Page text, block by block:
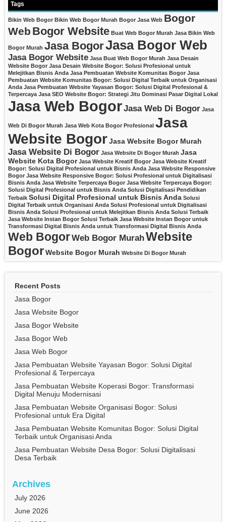
Tags
Bikin Web Bogor Bikin Web Bogor Murah Bogor Jasa Web Bogor
Web Bogor Website Buat Web Bogor Murah Jasa Bikin Web
Bogor Murah Jasa BogorJasa Bogor Web
Jasa Bogor Website Jasa Buat Web Bogor Murah Jasa Desain
Website Bogor Jasa Desain Website Bogor: Solusi Profesional untuk
Melejitkan Bisnis Anda Jasa Pembuatan Website Komunitas Bogor Jasa
Pembuatan Website Komunitas Bogor: Solusi Digital Terbaik untuk Organisasi
Anda Jasa Pembuatan Website Yayasan Bogor: Solusi Digital Profesional &
Terpercaya Jasa SEO Website Bogor: Strategi Jitu Dominasi Pasar Digital Lokal
Jasa Web BogorJasa Web Di Bogor Jasa
Web Di Bogor Murah Jasa Web Kota Bogor Profesional Jasa
Website BogorJasa Website Bogor Murah
Jasa Website Di Bogor Jasa Website Di Bogor Murah Jasa
Website Kota Bogor Jasa Website Kreatif Bogor Jasa Website Kreatif
Bogor: Solusi Digital Profesional untuk Bisnis Anda Jasa Website Responsive
Bogor Jasa Website Responsive Bogor: Solusi Profesional untuk Digitalisasi
Bisnis Anda Jasa Website Terpercaya Bogor Jasa Website Terpercaya Bogor:
Solusi Digital Profesional untuk Bisnis Anda Solusi Digitalisasi Pendidikan
Terbaik Solusi Digital Profesional untuk Bisnis Anda Solusi
Digital Terbaik untuk Organisasi Anda Solusi Profesional untuk Digitalisasi
Bisnis Anda Solusi Profesional untuk Melejitkan Bisnis Anda Solusi Terbaik
Jasa Website Instan Bogor Solusi Terbaik Jasa Website Instan Bogor untuk
Transformasi Digital Bisnis Anda untuk Transformasi Digital Bisnis Anda
Web BogorWeb Bogor MurahWebsite
BogorWebsite Bogor Murah Website Di Bogor Murah
Recent Posts
Jasa Bogor
Jasa Website Bogor
Jasa Bogor Website
Jasa Bogor Web
Jasa Web Bogor
Jasa Pembuatan Website Yayasan Bogor: Solusi Digital
Profesional & Terpercaya
Jasa Pembuatan Website Koperasi Bogor: Transformasi
Digital Menuju Modernisasi
Jasa Pembuatan Website Organisasi Bogor: Solusi
Profesional untuk Era Digital
Jasa Pembuatan Website Komunitas Bogor: Solusi Digital
Terbaik untuk Organisasi Anda
Jasa Pembuatan Website Desa Bogor: Solusi Digitalisasi
Desa Terbaik
Archives
July 2026
June 2026